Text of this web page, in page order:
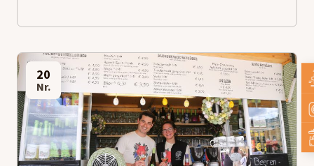
weiterlesen
20
Nr.